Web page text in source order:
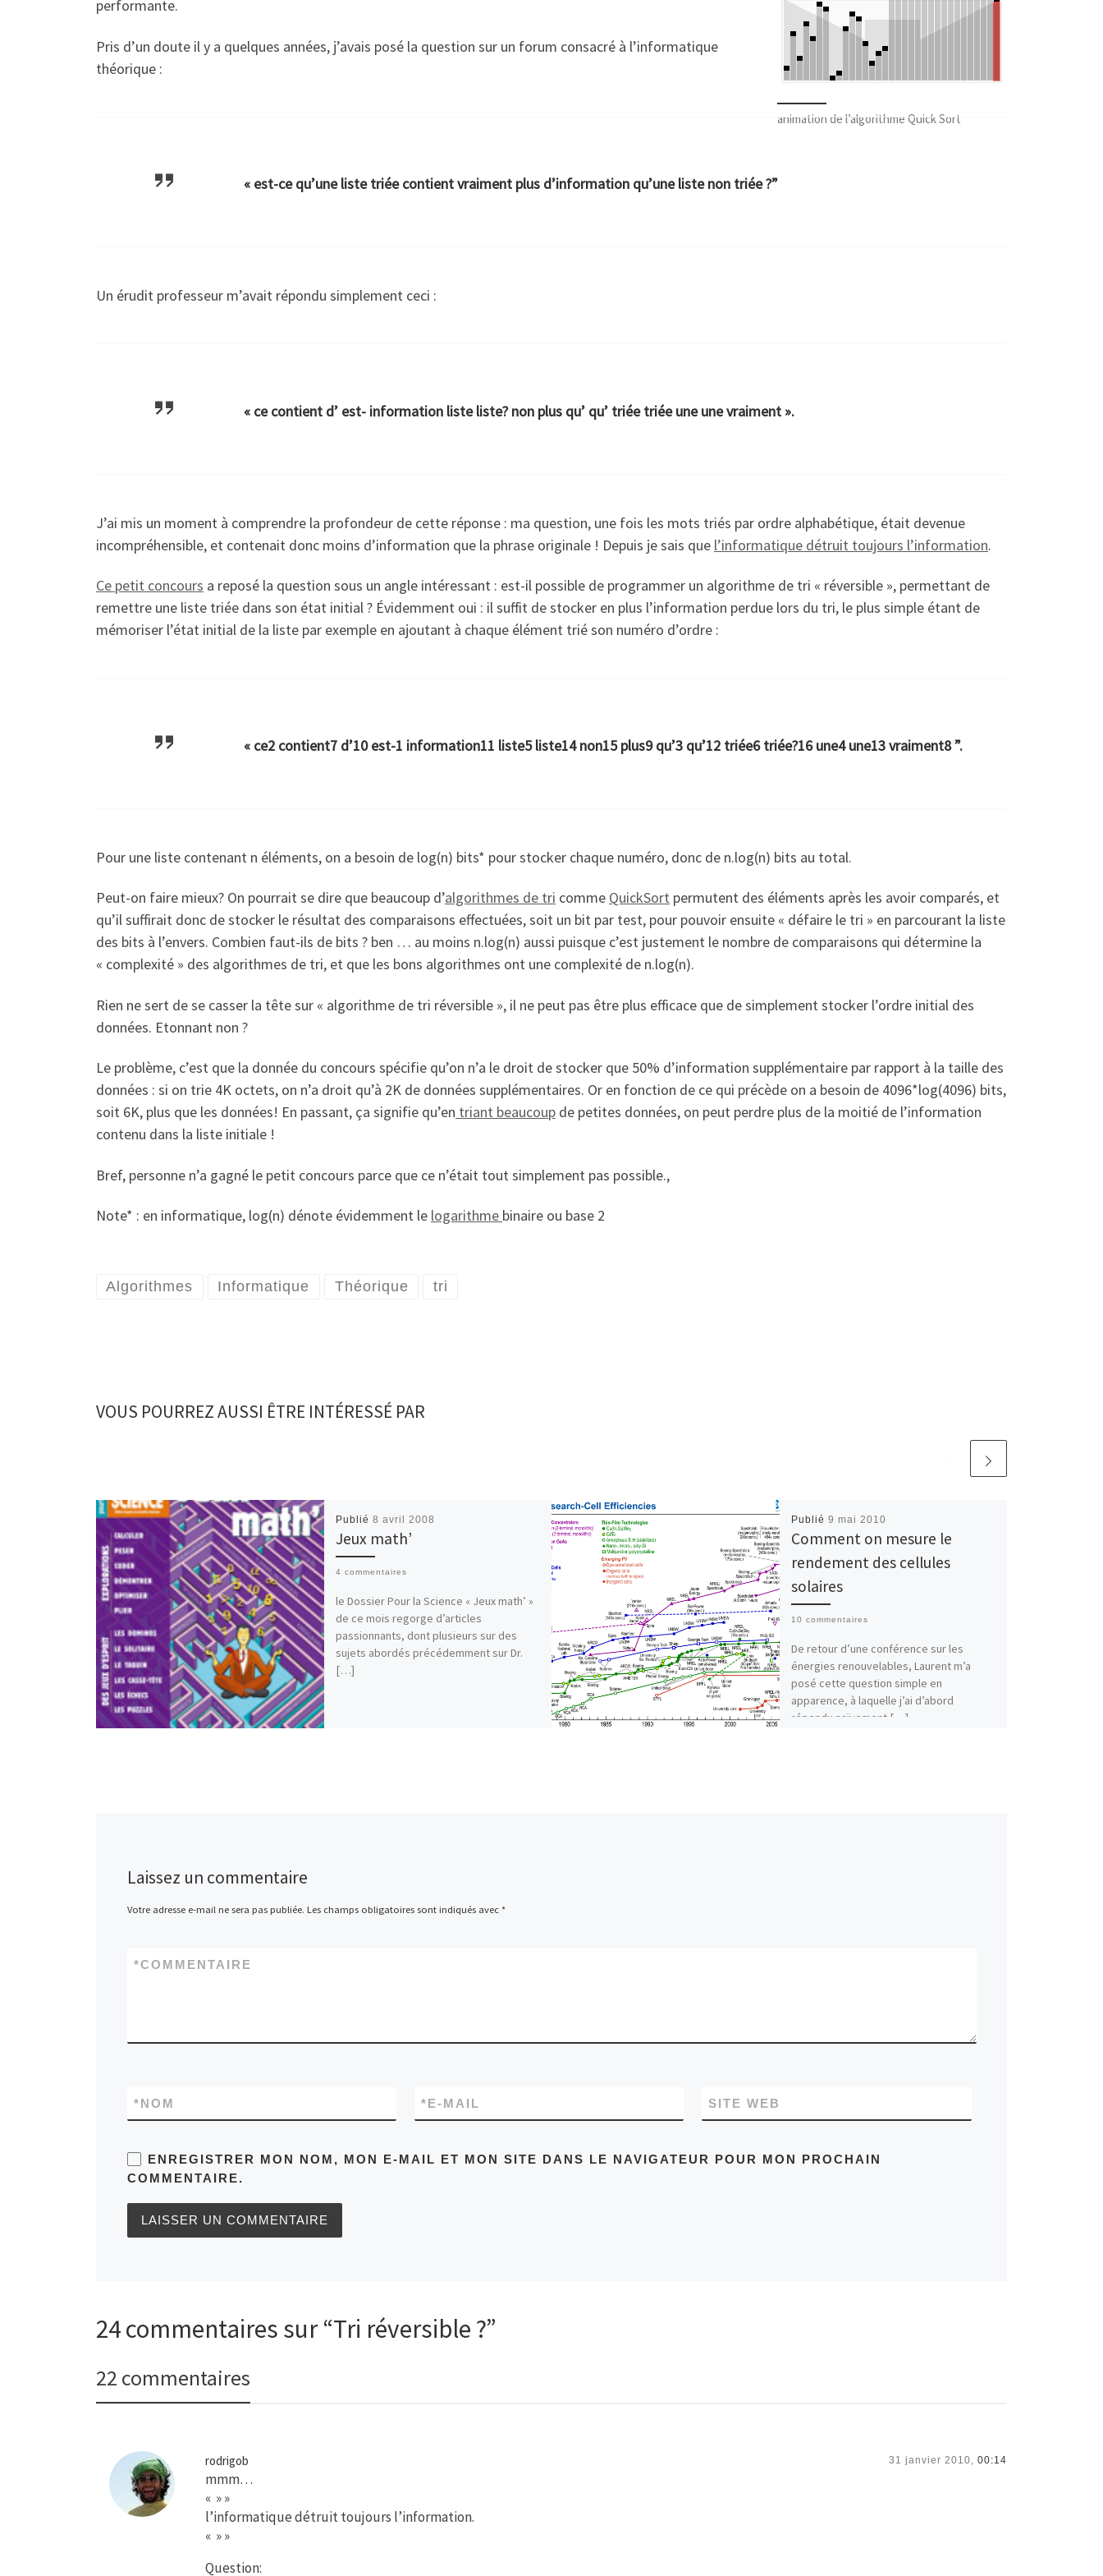
animation de l’algorithme Quick Sort
performante.
Pris d’un doute il y a quelques années, j’avais posé la question sur un forum consacré à l’informatique
théorique :
« est-ce qu’une liste triée contient vraiment plus d’information qu’une liste non triée ?”
Un érudit professeur m’avait répondu simplement ceci :
« ce contient d’ est- information liste liste? non plus qu’ qu’ triée triée une une vraiment ».
J’ai mis un moment à comprendre la profondeur de cette réponse : ma question, une fois les mots triés par ordre alphabétique, était devenue
incompréhensible, et contenait donc moins d’information que la phrase originale ! Depuis je sais que l’informatique détruit toujours l’information.
Ce petit concours a reposé la question sous un angle intéressant : est-il possible de programmer un algorithme de tri « réversible », permettant de
remettre une liste triée dans son état initial ? Évidemment oui : il suffit de stocker en plus l’information perdue lors du tri, le plus simple étant de
mémoriser l’état initial de la liste par exemple en ajoutant à chaque élément trié son numéro d’ordre :
« ce2 contient7 d’10 est-1 information11 liste5 liste14 non15 plus9 qu’3 qu’12 triée6 triée?16 une4 une13 vraiment8 ”.
Pour une liste contenant n éléments, on a besoin de log(n) bits* pour stocker chaque numéro, donc de n.log(n) bits au total.
Peut-on faire mieux? On pourrait se dire que beaucoup d’algorithmes de tri comme QuickSort permutent des éléments après les avoir comparés, et
qu’il suffirait donc de stocker le résultat des comparaisons effectuées, soit un bit par test, pour pouvoir ensuite « défaire le tri » en parcourant la liste
des bits à l’envers. Combien faut-ils de bits ? ben … au moins n.log(n) aussi puisque c’est justement le nombre de comparaisons qui détermine la
« complexité » des algorithmes de tri, et que les bons algorithmes ont une complexité de n.log(n).
Rien ne sert de se casser la tête sur « algorithme de tri réversible », il ne peut pas être plus efficace que de simplement stocker l’ordre initial des
données. Etonnant non ?
Le problème, c’est que la donnée du concours spécifie qu’on n’a le droit de stocker que 50% d’information supplémentaire par rapport à la taille des
données : si on trie 4K octets, on n’a droit qu’à 2K de données supplémentaires. Or en fonction de ce qui précède on a besoin de 4096*log(4096) bits,
soit 6K, plus que les données! En passant, ça signifie qu’en triant beaucoup de petites données, on peut perdre plus de la moitié de l’information
contenu dans la liste initiale !
Bref, personne n’a gagné le petit concours parce que ce n’était tout simplement pas possible.,
Note* : en informatique, log(n) dénote évidemment le logarithme binaire ou base 2
Algorithmes Informatique Théorique tri
VOUS POURREZ AUSSI ÊTRE INTÉRESSÉ PAR
Publié 8 avril 2008
Jeux math’
4 commentaires
le Dossier Pour la Science « Jeux math’ »
de ce mois regorge d’articles
passionnants, dont plusieurs sur des
sujets abordés précédemment sur Dr.
[…]
Publié 9 mai 2010
Comment on mesure le
rendement des cellules
solaires
10 commentaires
De retour d’une conférence sur les
énergies renouvelables, Laurent m’a
posé cette question simple en
apparence, à laquelle j’ai d’abord
répondu naïvement […]
Laissez un commentaire
Votre adresse e-mail ne sera pas publiée. Les champs obligatoires sont indiqués avec *
COMMENTAIRE
*
NOM
* E-MAIL
* SITE WEB
ENREGISTRER MON NOM, MON E-MAIL ET MON SITE DANS LE NAVIGATEUR POUR MON PROCHAIN
COMMENTAIRE.
24 commentaires sur “Tri réversible ?”
22 commentaires
rodrigob 31 janvier 2010, 00:14
mmm…
« » »
l’informatique détruit toujours l’information.
« » »
Question: